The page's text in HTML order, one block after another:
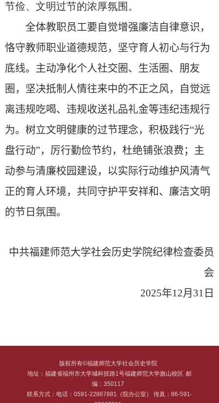
节俭、文明过节的浓厚氛围。
全体教职员工要自觉增强廉洁自律意识，
恪守教师职业道德规范，坚守育人初心与行为
底线。主动净化个人社交圈、生活圈、朋友
圈，坚决抵制人情往来中的不正之风，自觉远
离违规吃喝、违规收送礼品礼金等违纪违规行
为。树立文明健康的过节理念，积极践行“光
盘行动”，厉行勤俭节约，杜绝铺张浪费；主
动参与清廉校园建设，以实际行动维护风清气
正的育人环境，共同守护平安祥和、廉洁文明
的节日氛围。
中共福建师范大学社会历史学院纪律检查委员
会
2025年12月 31 日
版权所有©福建师范大学社会历史学院
地址：福建省福州市大学城科技路1号福建师范大学旗山校区 邮
编：350117
联系方式：电话：0591-22867881（院办公室） 传真：86-591-